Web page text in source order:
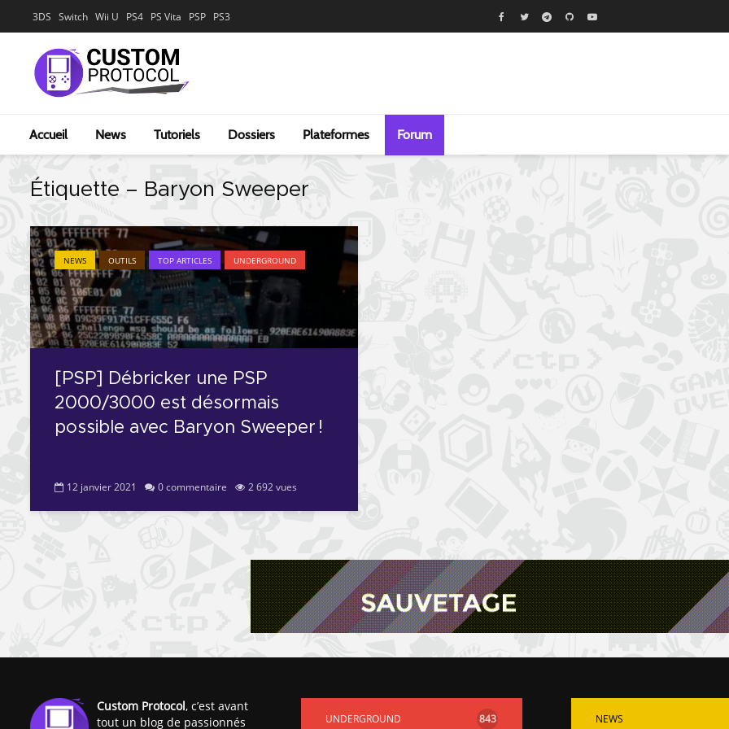
3DS Switch Wii U PS4 PS Vita PSP PS3
Accueil News Tutoriels Dossiers Plateformes Forum
Étiquette – Baryon Sweeper
NEWS OUTILS TOP ARTICLES UNDERGROUND
[PSP] Débricker une PSP
2000/3000 est désormais
possible avec Baryon Sweeper !
12 janvier 2021 0 commentaire 2 692 vues
Custom Protocol, c’est avant
tout un blog de passionnés
UNDERGROUND 843 NEWS